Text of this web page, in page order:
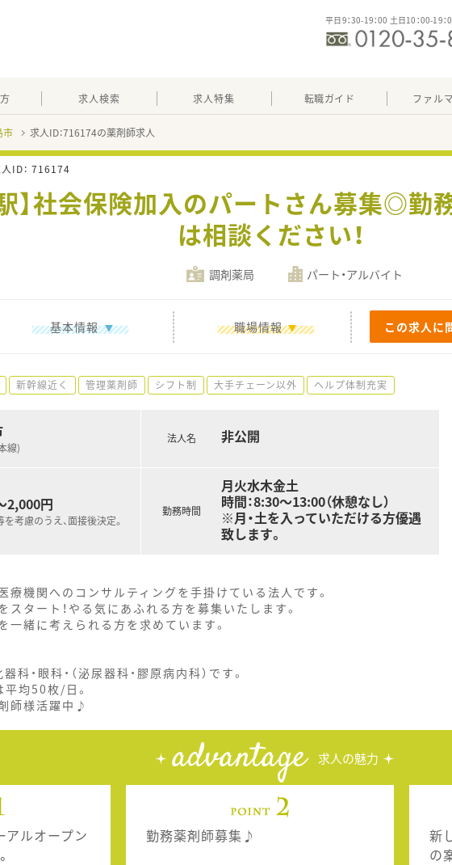
平日9：30-19：00 土日10：00-19：
求人検索 求人特集 転職ガイド ファル
市 求人ID：716174の薬剤師求人
ID： 716174
】社会保険加入のパートさん募集◎勤
は相談ください！
調剤薬局 パート・アルバイト
基本情報 職場情報 この求人に
新幹線近く 管理薬剤師 シフト制 大手チェーン以外 ヘルプ体制充実
線)
2,000円
考慮のうえ、面接後決定。
法人名 非公開
勤務時間
月火水木金土
時間：8:30～13:00（休憩なし）
※月・土を入っていただける方優遇
致します。
機関へのコンサルティングを手掛けている法人です。
タート！やる気にあふれる方を募集いたします。
緒に考えられる方を求めています。
・眼科・（泌尿器科・膠原病内科）です。
均50枚/日。
師様活躍中♪
advantage 求人の魅力
ルオープン
勤務薬剤師募集♪
新
の